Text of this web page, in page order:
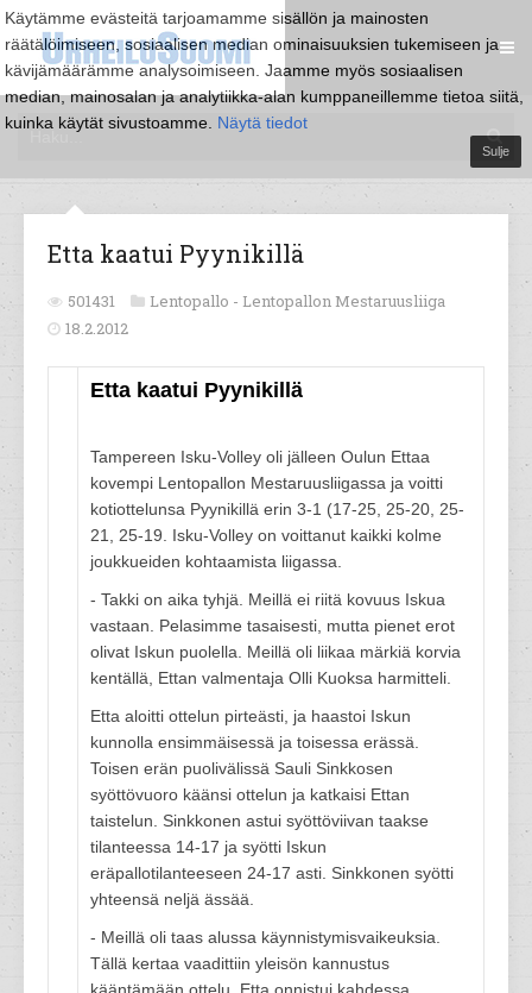
Käytämme evästeitä tarjoamamme sisällön ja mainosten
räätälöimiseen, sosiaalisen median ominaisuuksien tukemiseen ja
kävijämäärämme analysoimiseen. Jaamme myös sosiaalisen
median, mainosalan ja analytiikka-alan kumppaneillemme tietoa siitä,
kuinka käytät sivustoamme. Näytä tiedot
Sulje
Etta kaatui Pyynikillä
501431 Lentopallo - Lentopallon Mestaruusliiga
18.2.2012
Etta kaatui Pyynikillä
Tampereen Isku-Volley oli jälleen Oulun Ettaa
kovempi Lentopallon Mestaruusliigassa ja voitti
kotiottelunsa Pyynikillä erin 3-1 (17-25, 25-20, 25-
21, 25-19. Isku-Volley on voittanut kaikki kolme
joukkueiden kohtaamista liigassa.
- Takki on aika tyhjä. Meillä ei riitä kovuus Iskua
vastaan. Pelasimme tasaisesti, mutta pienet erot
olivat Iskun puolella. Meillä oli liikaa märkiä korvia
kentällä, Ettan valmentaja Olli Kuoksa harmitteli.
Etta aloitti ottelun pirteästi, ja haastoi Iskun
kunnolla ensimmäisessä ja toisessa erässä.
Toisen erän puolivälissä Sauli Sinkkosen
syöttövuoro käänsi ottelun ja katkaisi Ettan
taistelun. Sinkkonen astui syöttöviivan taakse
tilanteessa 14-17 ja syötti Iskun
eräpallotilanteeseen 24-17 asti. Sinkkonen syötti
yhteensä neljä ässää.
- Meillä oli taas alussa käynnistymisvaikeuksia.
Tällä kertaa vaadittiin yleisön kannustus